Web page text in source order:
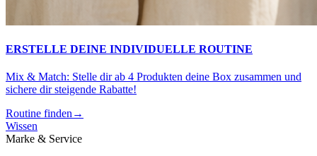
ERSTELLE DEINE INDIVIDUELLE ROUTINE
Mix & Match: Stelle dir ab 4 Produkten deine Box zusammen und
sichere dir steigende Rabatte!
Routine finden→
Wissen
Marke & Service